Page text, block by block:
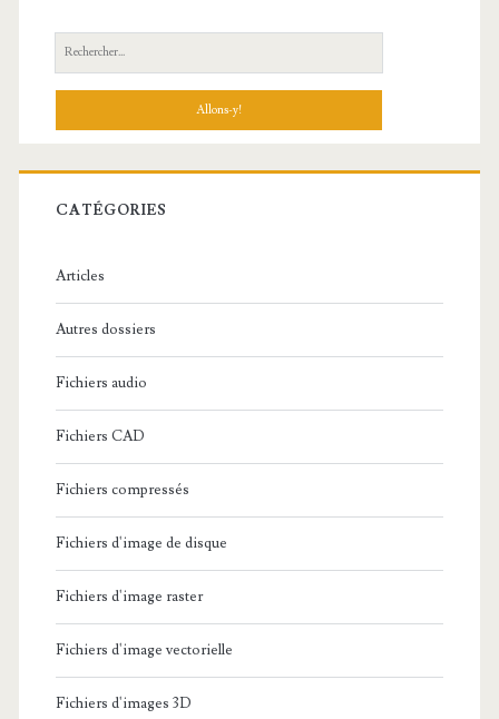
R
e
h
r
c
:
CATÉGORIES
Articles
Autres dossiers
Fichiers audio
Fichiers CAD
Fichiers compressés
Fichiers d'image de disque
Fichiers d'image raster
Fichiers d'image vectorielle
Fichiers d'images 3D